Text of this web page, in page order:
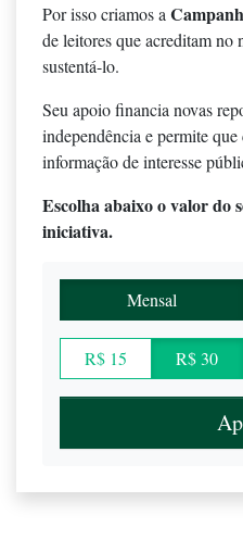
Por isso criamos a
de leitores que acreditam no
sustentá-lo.
Seu apoio financia novas
independência e permite
informação de interesse
Escolha abaixo o valor do
iniciativa.
Mensal
R$ 15 R$ 30